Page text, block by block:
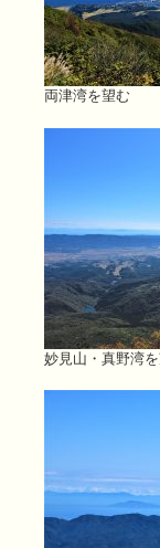
両津湾を望む
妙見山・真野湾